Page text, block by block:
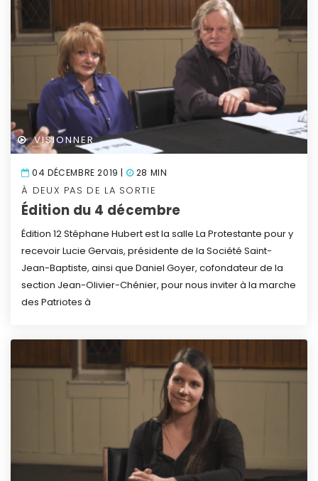
VISIONNER
04 DÉCEMBRE 2019 | 28 MIN
À DEUX PAS DE LA SORTIE
Édition du 4 décembre
Édition 12Stéphane Hubert est la salle La Protestante pour y
recevoir Lucie Gervais, présidente de la Société Saint-
Jean-Baptiste, ainsi que Daniel Goyer, cofondateur de la
section Jean-Olivier-Chénier, pour nous inviter à la marche
des Patriotes à